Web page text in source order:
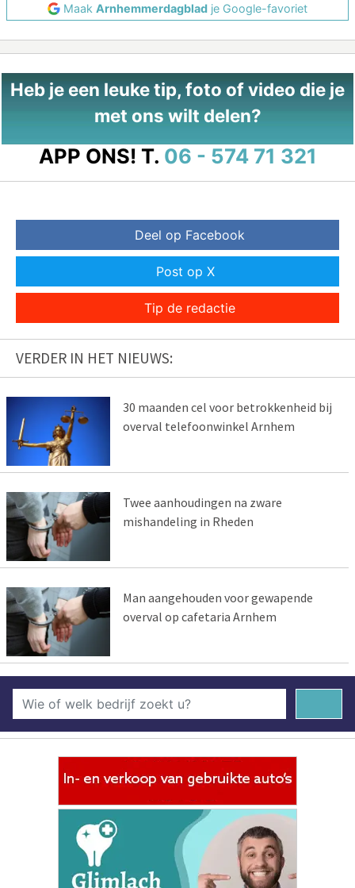
Maak Arnhemmerdagblad je Google-favoriet
Heb je een leuke tip, foto of video die je
met ons wilt delen?
APP ONS! T. 06 - 574 71 321
Deel op Facebook
Post op X
Tip de redactie
VERDER IN HET NIEUWS:
30 maanden cel voor betrokkenheid bij
overval telefoonwinkel Arnhem
Twee aanhoudingen na zware
mishandeling in Rheden
Man aangehouden voor gewapende
overval op cafetaria Arnhem